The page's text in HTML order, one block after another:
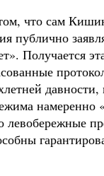
что сам
публично
Получается
левобережные